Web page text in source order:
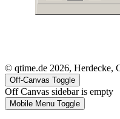
© qtime.de 2026, Herdecke,
Off-Canvas Toggle
Off Canvas sidebar is empty
Mobile Menu Toggle